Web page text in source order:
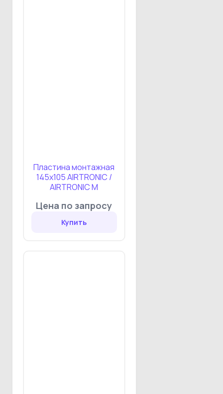
Пластина монтажная
145х105 AIRTRONIC /
AIRTRONIC M
Цена по запросу
Купить